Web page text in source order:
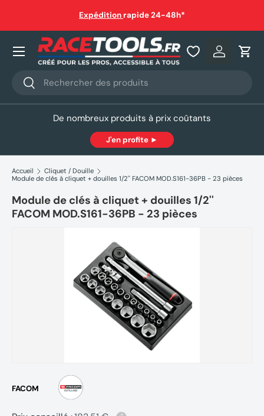
Aller au contenu
Expédition rapide 24-48h*
Recherche
Rechercher
Se
Nos produits
De nombreux produits à prix coûtants
J'en profite ►
Accueil
Cliquet / Douille
Module de clés à cliquet + douilles 1/2'' FACOM MOD.S161-36PB - 23 pièces
Module de clés à cliquet + douilles 1/2''
FACOM MOD.S161-36PB - 23 pièces
FACOM